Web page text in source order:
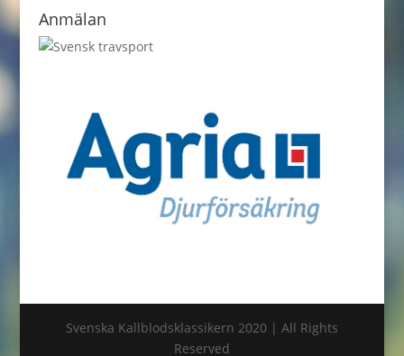
Anmälan
Svenska Kallblodsklassikern 2020 | All Rights
Reserved